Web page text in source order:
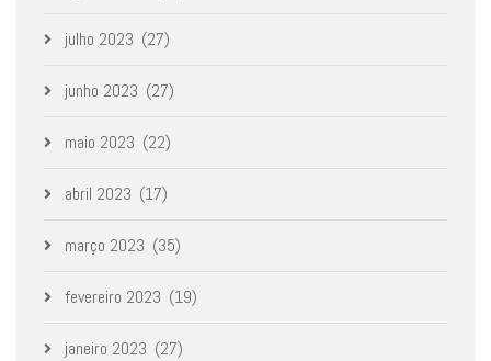
julho 2023 (27)
junho 2023 (27)
maio 2023 (22)
abril 2023 (17)
março 2023 (35)
fevereiro 2023 (19)
janeiro 2023 (27)